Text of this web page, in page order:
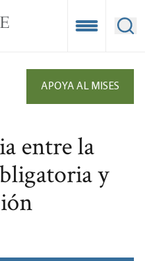
Open
APOYA AL MISES
entre la
y